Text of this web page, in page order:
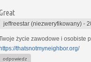
jeffreestar (niezweryfikowany) -
życie zawodowe i osobiste
thatsnotmyneighbor.org/
odpowiedz